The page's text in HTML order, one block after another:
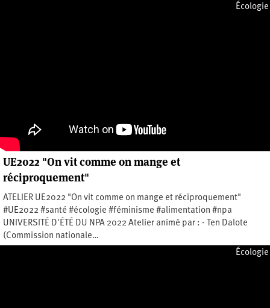
Dimanche 9 octobre 2022
Écologie
UE2022 "On vit comme on mange et
réciproquement"
ATELIER UE2022 "On vit comme on mange et réciproquement"
#UE2022 #santé #écologie #féminisme #alimentation #npa
UNIVERSITÉ D'ÉTÉ DU NPA 2022 Atelier animé par : - Ten Dalote
(Commission nationale…
Jeudi 15 septembre 2022
Écologie